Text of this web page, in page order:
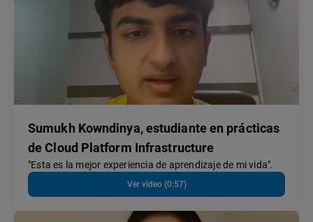
Sumukh Kowndinya, estudiante en prácticas
de Cloud Platform Infrastructure
"Esta es la mejor experiencia de aprendizaje de mi vida".
Ver vídeo (0:57)